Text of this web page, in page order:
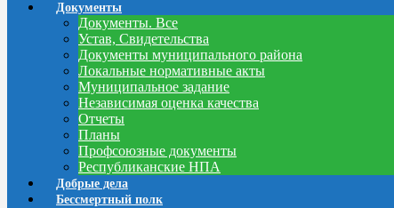
Документы
Документы. Все
Устав, Свидетельства
Документы муниципального района
Локальные нормативные акты
Муниципальное задание
Независимая оценка качества
Отчеты
Планы
Профсоюзные документы
Республиканские НПА
Добрые дела
Бессмертный полк